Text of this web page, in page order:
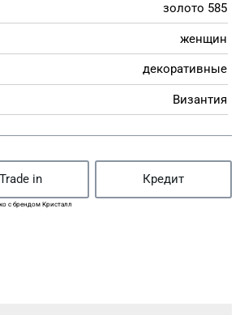
золото 585
женщин
декоративные
Византия
Trade in Кредит
с брендом Кристалл